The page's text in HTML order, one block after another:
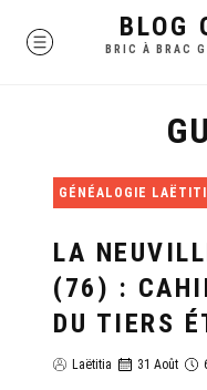
MENU BLOG
BRIC À BRAC
GÉNÉALOGIE
LA
(76) :
DU TIERS
Laëtitia 31 Août